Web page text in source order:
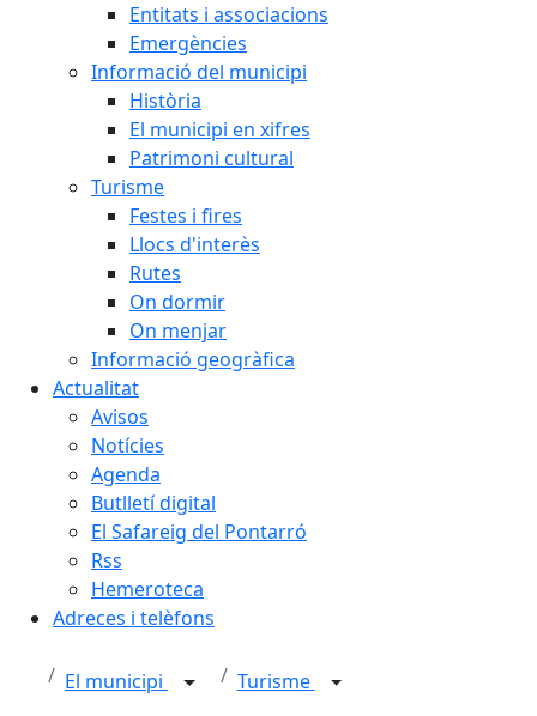
Entitats i associacions
Emergències
Informació del municipi
Història
El municipi en xifres
Patrimoni cultural
Turisme
Festes i fires
Llocs d'interès
Rutes
On dormir
On menjar
Informació geogràfica
Actualitat
Avisos
Notícies
Agenda
Butlletí digital
El Safareig del Pontarró
Rss
Hemeroteca
Adreces i telèfons
El municipi Turisme